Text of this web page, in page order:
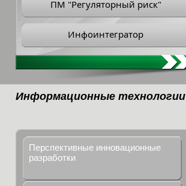
ПМ "Регуляторный риск"
Инфоинтегратор
Информационные технологии
Перспективные инновационные
разработки